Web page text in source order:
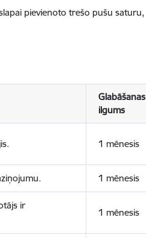
pievienoto trešo pušu saturu,
Glabāšanas
ilgums
1 mēnesis
1 mēnesis
ir
1 mēnesis